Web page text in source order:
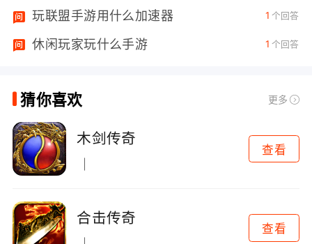
玩联盟手游用什么加速器 1 个回答
休闲玩家玩什么手游 1 个回答
猜你喜欢 更多
木剑传奇
查看
合击传奇
查看